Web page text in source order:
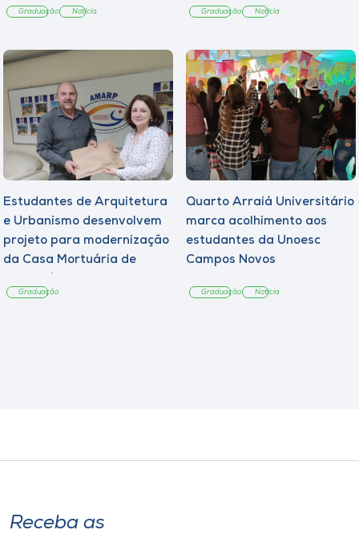
Graduação Notícia Graduação Notícia
Estudantes de Arquitetura
e Urbanismo desenvolvem
projeto para modernização
da Casa Mortuária de
Graduação
Quarto Arraiá Universitário
marca acolhimento aos
estudantes da Unoesc
Campos Novos
Graduação Notícia
Receba as